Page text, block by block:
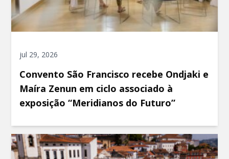
jul 29, 2026
Convento São Francisco recebe Ondjaki e
Maíra Zenun em ciclo associado à
exposição “Meridianos do Futuro”